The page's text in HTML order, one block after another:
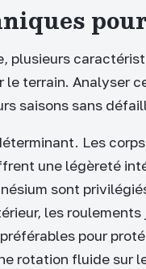
plusieurs
terrain. Analyser
saisons sans
Les
une légèreté
sont
les
pour
rotation fluide sur